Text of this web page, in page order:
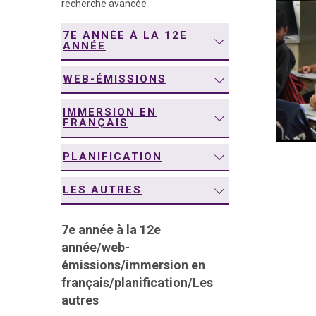
recherche avancée
7E ANNÉE À LA 12E
ANNÉE
WEB-ÉMISSIONS
IMMERSION EN
FRANÇAIS
PLANIFICATION
LES AUTRES
7e année à la 12e
année/web-
émissions/immersion en
français/planification/Les
autres